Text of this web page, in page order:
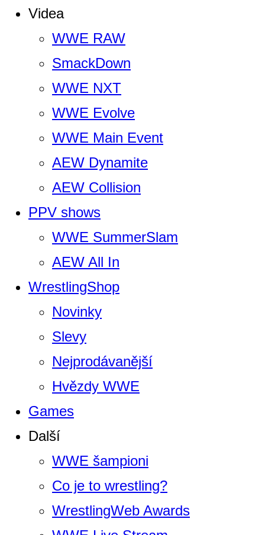
Videa
WWE RAW
SmackDown
WWE NXT
WWE Evolve
WWE Main Event
AEW Dynamite
AEW Collision
PPV shows
WWE SummerSlam
AEW All In
WrestlingShop
Novinky
Slevy
Nejprodávanější
Hvězdy WWE
Games
Další
WWE šampioni
Co je to wrestling?
WrestlingWeb Awards